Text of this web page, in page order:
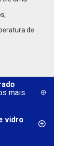
de
mais
vidro